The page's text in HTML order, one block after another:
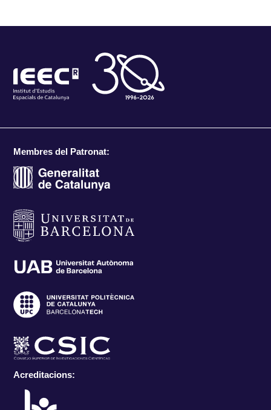
Membres del Patronat:
Acreditacions: